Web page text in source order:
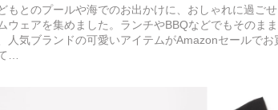
もとのプールや海でのお出かけに、おしゃれに過ご
ウェアを集めました。ランチやBBQなどでもそのま
人気ブランドの可愛いアイテムがAmazonセールでお
…